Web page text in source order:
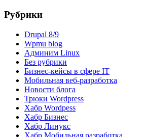
Рубрики
Drupal 8/9
Wpmu blog
Админим Linux
Без рубрики
Бизнес-кейсы в сфере IT
Мобильная веб-разработка
Новости блога
Трюки Wordpress
Хабр Wordpess
Хабр Бизнес
Хабр Линукс
Хабр Мобильная разработка